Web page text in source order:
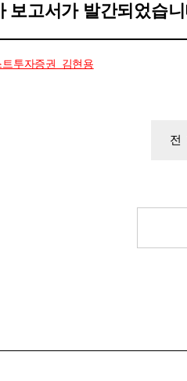
보고서가 발간되었습
트투자증권_김현용
전